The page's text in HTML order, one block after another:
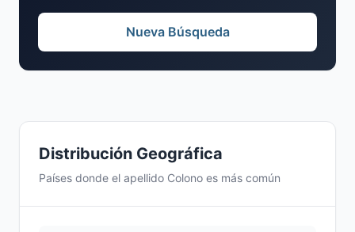
Distribución Geográfica
Países donde el apellido Colono es más común
Nueva Búsqueda